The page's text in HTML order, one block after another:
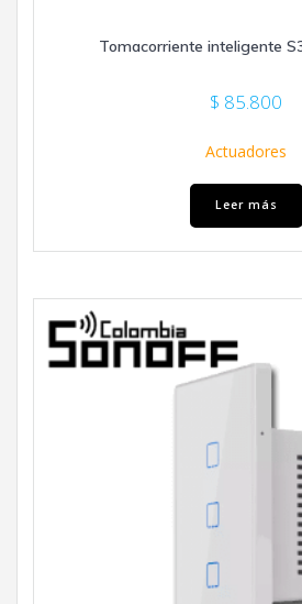
Tomacorriente inteligente
$ 85.800
Actuadores
Leer más